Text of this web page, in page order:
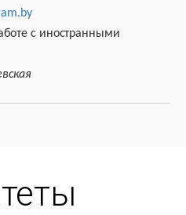
с иностранными